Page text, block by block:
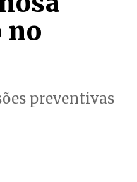
no
preventivas